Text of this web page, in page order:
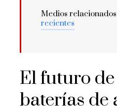
Medios
recientes
El futuro
baterías de